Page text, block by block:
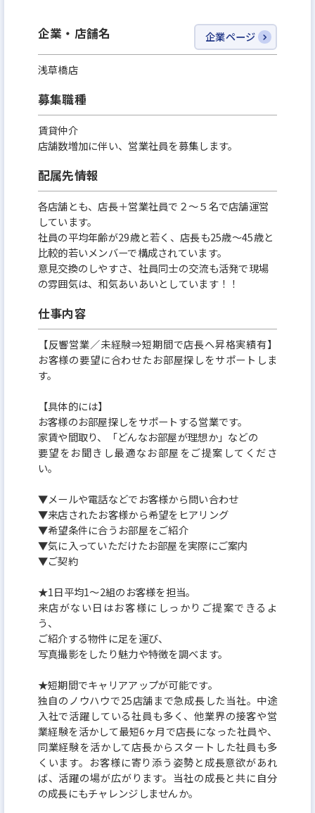
企業・店舗名 企業ページ
浅草橋店
募集職種
賃貸仲介
店舗数増加に伴い、営業社員を募集します。
配属先情報
各店舗とも、店長＋営業社員で２～５名で店舗運営
しています。
社員の平均年齢が29歳と若く、店長も25歳〜45歳と
比較的若いメンバーで構成されています。
意見交換のしやすさ、社員同士の交流も活発で現場
の雰囲気は、和気あいあいとしています！！
仕事内容
【反響営業／未経験⇒短期間で店長へ昇格実績有】
お客様の要望に合わせたお部屋探しをサポートしま
す。
【具体的には】
お客様のお部屋探しをサポートする営業です。
家賃や間取り、「どんなお部屋が理想か」などの
要望をお聞きし最適なお部屋をご提案してくださ
い。
▼メールや電話などでお客様から問い合わせ
▼来店されたお客様から希望をヒアリング
▼希望条件に合うお部屋をご紹介
▼気に入っていただけたお部屋を実際にご案内
▼ご契約
★1日平均1～2組のお客様を担当。
来店がない日はお客様にしっかりご提案できるよ
う、
ご紹介する物件に足を運び、
写真撮影をしたり魅力や特徴を調べます。
★短期間でキャリアアップが可能です。
独自のノウハウで25店舗まで急成長した当社。中途
入社で活躍している社員も多く、他業界の接客や営
業経験を活かして最短6ヶ月で店長になった社員や、
同業経験を活かして店長からスタートした社員も多
くいます。お客様に寄り添う姿勢と成長意欲があれ
ば、活躍の場が広がります。当社の成長と共に自分
の成長にもチャレンジしませんか。